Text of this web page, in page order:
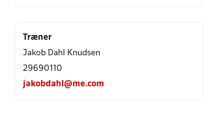
Træner
Jakob Dahl Knudsen
29690110
jakobdahl@me.com